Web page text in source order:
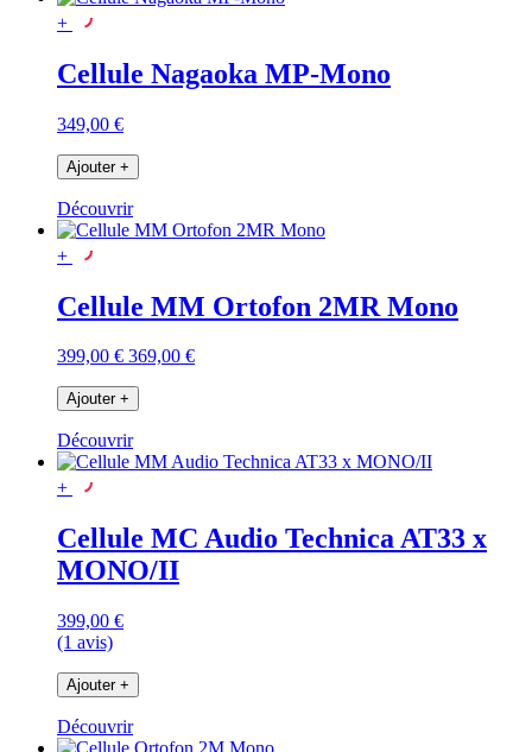
+
Cellule Nagaoka MP-Mono
349,00 €
Ajouter +
Découvrir
+
Cellule MM Ortofon 2MR Mono
399,00 € 369,00 €
Ajouter +
Découvrir
+
Cellule MC Audio Technica AT33 x
MONO/II
399,00 €
(1 avis)
Ajouter +
Découvrir